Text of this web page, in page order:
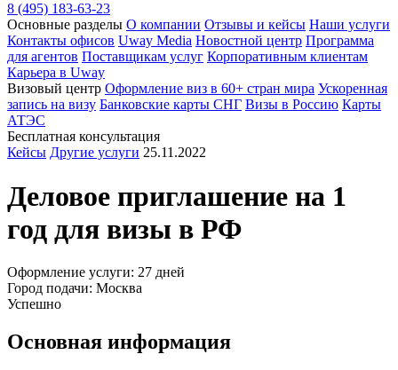
8 (495) 183-63-23
Основные разделы О компании Отзывы и кейсы Наши услуги
Контакты офисов Uway Media Новостной центр Программа
для агентов Поставщикам услуг Корпоративным клиентам
Карьера в Uway
Визовый центр Оформление виз в 60+ стран мира Ускоренная
запись на визу Банковские карты СНГ Визы в Россию Карты
АТЭС
Бесплатная консультация
Кейсы Другие услуги 25.11.2022
Деловое приглашение на 1
год для визы в РФ
Оформление услуги: 27 дней
Город подачи: Москва
Успешно
Основная информация